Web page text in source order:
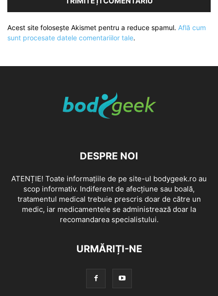
Acest site folosește Akismet pentru a reduce spamul. Află cum
sunt procesate datele comentariilor tale.
DESPRE NOI
ATENȚIE! Toate informațiile de pe site-ul bodygeek.ro au
scop informativ. Indiferent de afecțiune sau boală,
tratamentul medical trebuie prescris doar de către un
medic, iar medicamentele se administrează doar la
recomandarea specialistului.
URMĂRIȚI-NE